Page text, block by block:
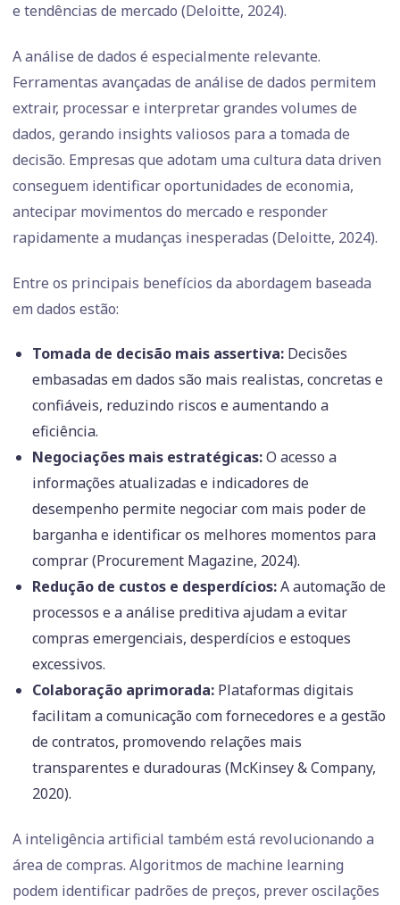
e tendências de mercado (Deloitte, 2024).
A análise de dados é especialmente relevante.
Ferramentas avançadas de análise de dados permitem
extrair, processar e interpretar grandes volumes de
dados, gerando insights valiosos para a tomada de
decisão. Empresas que adotam uma cultura data driven
conseguem identificar oportunidades de economia,
antecipar movimentos do mercado e responder
rapidamente a mudanças inesperadas (Deloitte, 2024).
Entre os principais benefícios da abordagem baseada
em dados estão:
Tomada de decisão mais assertiva:Decisões
embasadas em dados são mais realistas, concretas e
confiáveis, reduzindo riscos e aumentando a
eficiência.
Negociações mais estratégicas:O acesso a
informações atualizadas e indicadores de
desempenho permite negociar com mais poder de
barganha e identificar os melhores momentos para
comprar (Procurement Magazine, 2024).
Redução de custos e desperdícios:A automação de
processos e a análise preditiva ajudam a evitar
compras emergenciais, desperdícios e estoques
excessivos.
Colaboração aprimorada:Plataformas digitais
facilitam a comunicação com fornecedores e a gestão
de contratos, promovendo relações mais
transparentes e duradouras (McKinsey & Company,
2020).
A inteligência artificial também está revolucionando a
área de compras. Algoritmos de machine learning
podem identificar padrões de preços, prever oscilações